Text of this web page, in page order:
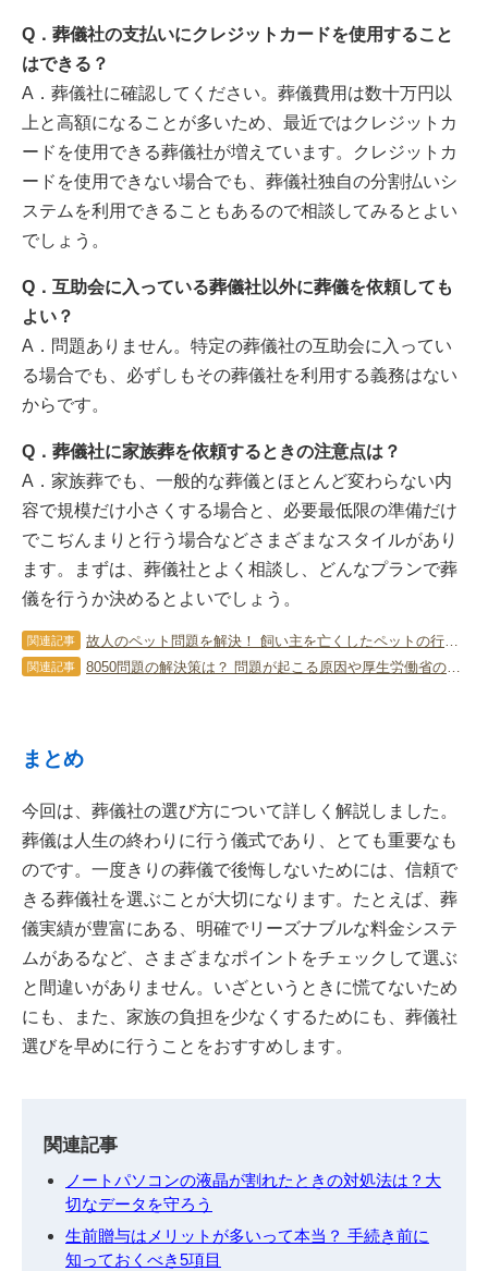
Q．葬儀社の支払いにクレジットカードを使用すること
はできる？
A．葬儀社に確認してください。葬儀費用は数十万円以
上と高額になることが多いため、最近ではクレジットカ
ードを使用できる葬儀社が増えています。クレジットカ
ードを使用できない場合でも、葬儀社独自の分割払いシ
ステムを利用できることもあるので相談してみるとよい
でしょう。
Q．互助会に入っている葬儀社以外に葬儀を依頼しても
よい？
A．問題ありません。特定の葬儀社の互助会に入ってい
る場合でも、必ずしもその葬儀社を利用する義務はない
からです。
Q．葬儀社に家族葬を依頼するときの注意点は？
A．家族葬でも、一般的な葬儀とほとんど変わらない内
容で規模だけ小さくする場合と、必要最低限の準備だけ
でこぢんまりと行う場合などさまざまなスタイルがあり
ます。まずは、葬儀社とよく相談し、どんなプランで葬
儀を行うか決めるとよいでしょう。
関連記事 故人のペット問題を解決！ 飼い主を亡くしたペットの行き先は？
関連記事 8050問題の解決策は？ 問題が起こる原因や厚生労働省の支援について
まとめ
今回は、葬儀社の選び方について詳しく解説しました。
葬儀は人生の終わりに行う儀式であり、とても重要なも
のです。一度きりの葬儀で後悔しないためには、信頼で
きる葬儀社を選ぶことが大切になります。たとえば、葬
儀実績が豊富にある、明確でリーズナブルな料金システ
ムがあるなど、さまざまなポイントをチェックして選ぶ
と間違いがありません。いざというときに慌てないため
にも、また、家族の負担を少なくするためにも、葬儀社
選びを早めに行うことをおすすめします。
関連記事
ノートパソコンの液晶が割れたときの対処法は？大
切なデータを守ろう
生前贈与はメリットが多いって本当？ 手続き前に
知っておくべき5項目